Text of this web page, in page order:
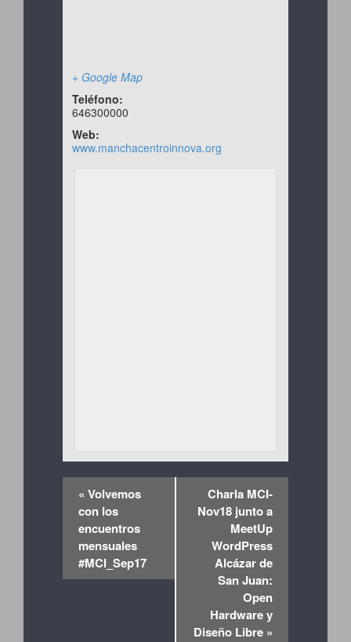
+ Google Map
Teléfono:
646300000
Web:
www.manchacentroinnova.org
« Volvemos
con los
encuentros
mensuales
#MCI_Sep17
Charla MCI-
Nov18 junto a
MeetUp
WordPress
Alcázar de
San Juan:
Open
Hardware y
Diseño Libre »